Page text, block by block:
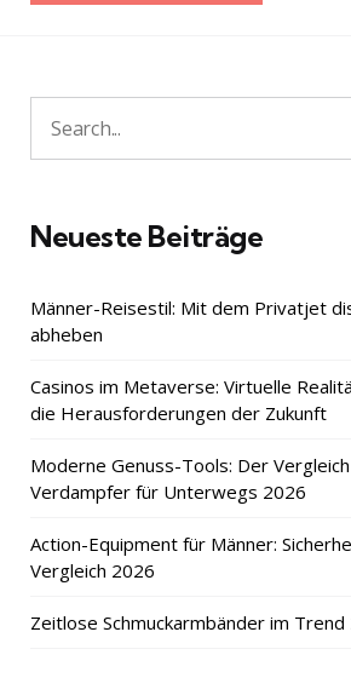
Search
for:
Neueste Beiträge
Männer-Reisestil: Mit dem Privatjet
abheben
Casinos im Metaverse: Virtuelle
die Herausforderungen der Zukunft
Moderne Genuss-Tools: Der
Verdampfer für Unterwegs 2026
Action-Equipment für Männer:
Vergleich 2026
Zeitlose Schmuckarmbänder im Trend